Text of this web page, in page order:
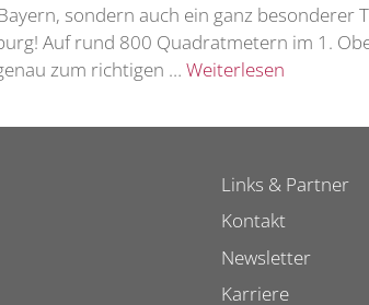
sondern auch ein ganz besonderer
Auf rund 800 Quadratmetern im 1.
zum richtigen … Weiterlesen
Links & Partner
Kontakt
Newsletter
Karriere